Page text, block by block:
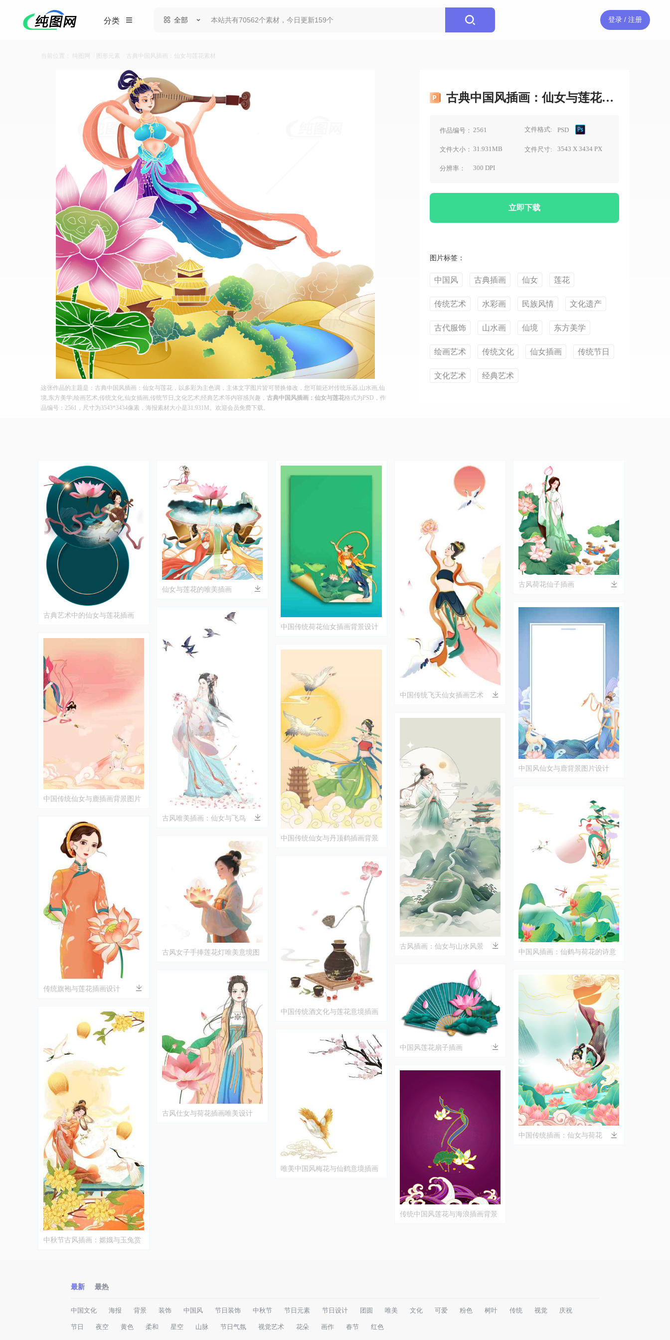
分类 全部 登录 / 注册
当前位置： 纯图网 图形元素 古典中国风插画：仙女与莲花素材
古典中国风插画：仙女与莲花素材
作品编号： 2561 文件格式: PSD
文件大小： 31.931MB 文件尺寸: 3543 X 3434 PX
分辨率： 300 DPI
立即下载
图片标签：
中国风 古典插画 仙女 莲花
传统艺术 水彩画 民族风情 文化遗产
古代服饰 山水画 仙境 东方美学
绘画艺术 传统文化 仙女插画 传统节日
文化艺术 经典艺术
这张作品的主题是：古典中国风插画：仙女与莲花，以多彩为主色调，主体文字图片皆可替换修改，您可能还对传统乐器,山水画,仙
境,东方美学,绘画艺术,传统文化,仙女插画,传统节日,文化艺术,经典艺术等内容感兴趣， 古典中国风插画：仙女与莲花格式为PSD，作
品编号：2561，尺寸为3543*3434像素，海报素材大小是31.931M。欢迎会员免费下载。
古典艺术中的仙女与莲花插画
中国传统仙女与鹿插画背景图片
传统旗袍与莲花插画设计
中秋节古风插画：嫦娥与玉兔赏
仙女与莲花的唯美插画
古风唯美插画：仙女与飞鸟
古风女子手捧莲花灯唯美意境图
古风仕女与荷花插画唯美设计
中国传统荷花仙女插画背景设计
中国传统仙女与丹顶鹤插画背景
中国传统酒文化与莲花意境插画
唯美中国风梅花与仙鹤意境插画
中国传统飞天仙女插画艺术
古风插画：仙女与山水风景
中国风莲花扇子插画
传统中国风莲花与海浪插画背景
古风荷花仙子插画
中国风仙女与鹿背景图片设计
中国风插画：仙鹤与荷花的诗意
中国传统插画：仙女与荷花
最新 最热
中国文化 海报 背景 装饰 中国风 节日装饰 中秋节 节日元素 节日设计 团圆 唯美 文化 可爱 粉色 树叶 传统 视觉 庆祝
节日 夜空 黄色 柔和 星空 山脉 节日气氛 视觉艺术 花朵 画作 春节 红色